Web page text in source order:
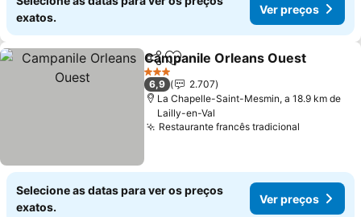
exatos.
Ver preços
PartilharAdicionar aos favoritos
Campanile Orleans Ouest
3 Estrelas
6,9
2.707
La Chapelle-Saint-Mesmin, a 18.9 km de
Lailly-en-Val
Restaurante francês tradicional
Selecione as datas para ver os preços
exatos.
Ver preços